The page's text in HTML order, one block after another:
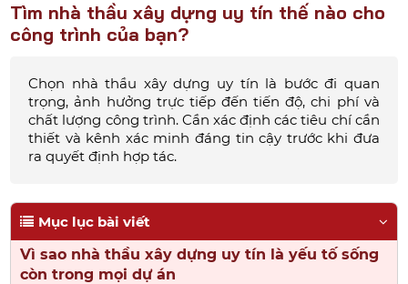
Tìm nhà thầu xây dựng uy tín thế nào cho
công trình của bạn?
Chọn nhà thầu xây dựng uy tín là bước đi quan
trọng, ảnh hưởng trực tiếp đến tiến độ, chi phí và
chất lượng công trình. Cần xác định các tiêu chí cần
thiết và kênh xác minh đáng tin cậy trước khi đưa
ra quyết định hợp tác.
Mục lục bài viết
Vì sao nhà thầu xây dựng uy tín là yếu tố sống
còn trong mọi dự án